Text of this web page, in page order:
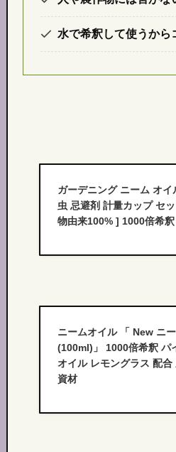
水で希釈して使うから
ガーデニング ニーム オ
虫 忌避剤 計量カップ セ
物由来100% ] 1000倍希
ニームオイル 「 New ニ
(100ml)」 1000倍希釈 パ
オイル レモングラス 配合
資材